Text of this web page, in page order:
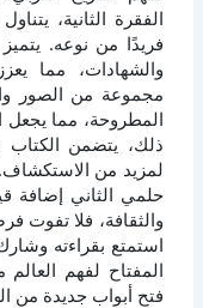
الفقرة الثانية،
فريدًا من نوعه.
والشهادات، مما
مجموعة من الصور
المطروحة، مما يجعل
ذلك، يتضمن الكتاب
لمزيد من
حلمي الثاني إضافة
استمتع بقراءته
المفتاح لفهم
فتح أبواب جديدة من